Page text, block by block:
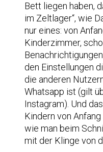
Bett liegen haben,
im Zeltlager“, wie
nur eines: von
Kinderzimmer,
den Einstellungen
die anderen
Whatsapp ist (gilt
Instagram). Und
Kindern von
wie man beim
mit der Klinge von